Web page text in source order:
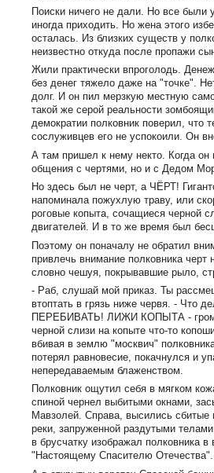
Поиски ничего не дали. Но все были
иногда приходить. Но жена этого
осталась. Из близких существ у
неизвестно откуда после пропажи
Жили практически впроголодь.
без денег тяжело даже на "точке".
долг. И он пил мерзкую местную
такой же серой реальности
демократии полковник поверил, что
сослуживцев его не успокоили. Он
А там пришел к нему некто. Когда он
общения с чертями, но и с Дедом
Но здесь был не черт, а ЧЁРТ!
напоминала пожухлую траву, или
роговые копыта, сочащиеся черной
двигателей. И в то же время был
Поэтому он поначалу не обратил
привлечь внимание полковника черт
словно чешуя, покрывавшие рыло,
- Раб, слушай мой приказ. Ты
втоптать в грязь ниже червя. - Что
ПЕРЕБИВАТЬ! ЛИЖИ КОПЫТА -
черной слизи на копыте что-то
вбивая в землю "москвич"
потерял равновесие, покачнулся и
непередаваемым блаженством.
Полковник ощутил себя в мягком
спиной чернел выбитыми окнами,
Мавзолей. Справа, высились
реки, запруженной раздутыми
в брусчатку изображал полковника
"Настоящему Спасителю